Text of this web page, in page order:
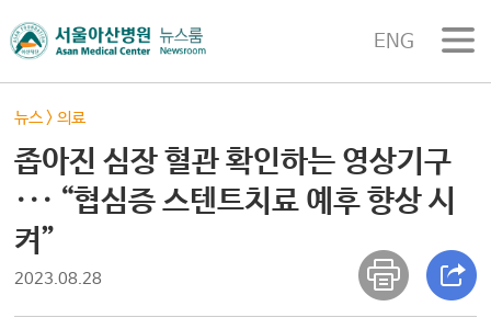
ENG
뉴스 >의료
좁아진 심장 혈관 확인하는 영상기구
··· “협심증 스텐트치료 예후 향상 시
켜”
2023.08.28